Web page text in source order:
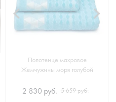
Полотенце махровое
Жемчужины моря голубой
2 830 руб. 5 659 руб.